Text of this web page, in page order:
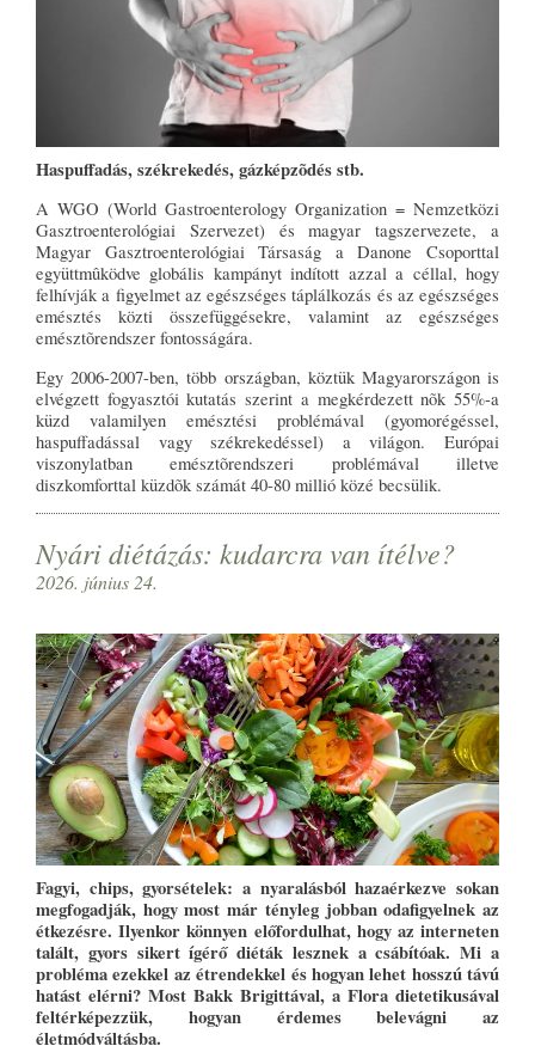
Haspuffadás, székrekedés, gázképzõdés stb.
A WGO (World Gastroenterology Organization = Nemzetközi
Gasztroenterológiai Szervezet) és magyar tagszervezete, a
Magyar Gasztroenterológiai Társaság a Danone Csoporttal
együttmûködve globális kampányt indított azzal a céllal, hogy
felhívják a figyelmet az egészséges táplálkozás és az egészséges
emésztés közti összefüggésekre, valamint az egészséges
emésztõrendszer fontosságára.
Egy 2006-2007-ben, több országban, köztük Magyarországon is
elvégzett fogyasztói kutatás szerint a megkérdezett nõk 55%-a
küzd valamilyen emésztési problémával (gyomorégéssel,
haspuffadással vagy székrekedéssel) a világon. Európai
viszonylatban emésztõrendszeri problémával illetve
diszkomforttal küzdõk számát 40-80 millió közé becsülik.
Nyári diétázás: kudarcra van ítélve?
2026. június 24.
Fagyi, chips, gyorsételek: a nyaralásból hazaérkezve sokan
megfogadják, hogy most már tényleg jobban odafigyelnek az
étkezésre. Ilyenkor könnyen előfordulhat, hogy az interneten
talált, gyors sikert ígérő diéták lesznek a csábítóak. Mi a
probléma ezekkel az étrendekkel és hogyan lehet hosszú távú
hatást elérni? Most Bakk Brigittával, a Flora dietetikusával
feltérképezzük, hogyan érdemes belevágni az
életmódváltásba.